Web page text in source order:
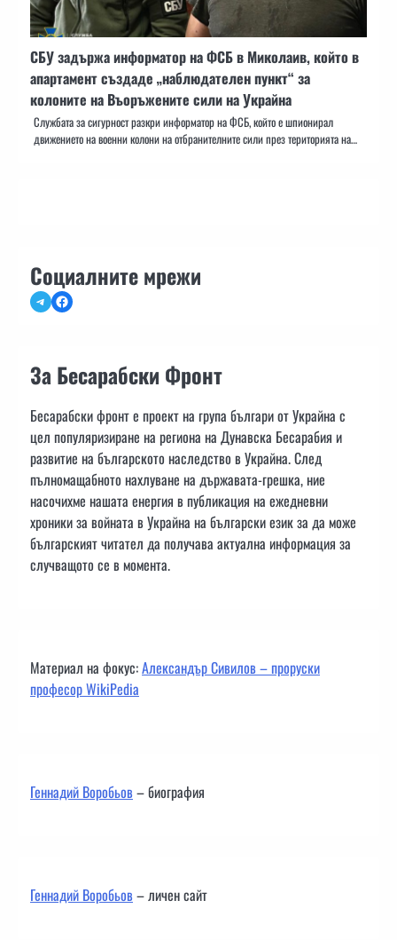
СБУ задържа информатор на ФСБ в Миколаив, който в
апартамент създаде „наблюдателен пункт“ за
колоните на Въоръжените сили на Украйна
Службата за сигурност разкри информатор на ФСБ, който е шпионирал
движението на военни колони на отбранителните сили през територията на…
Социалните мрежи
TelegramFacebook
За Бесарабски Фронт
Бесарабски фронт е проект на група българи от Украйна с
цел популяризиране на региона на Дунавска Бесарабия и
развитие на българското наследство в Украйна. След
пълномащабното нахлуване на държавата-грешка, ние
насочихме нашата енергия в публикация на ежедневни
хроники за войната в Украйна на български език за да може
българският читател да получава актуална информация за
случващото се в момента.
Материал на фокус:Александър Сивилов – проруски
професор WikiPedia
Геннадий Воробьов– биография
Геннадий Воробьов– личен сайт